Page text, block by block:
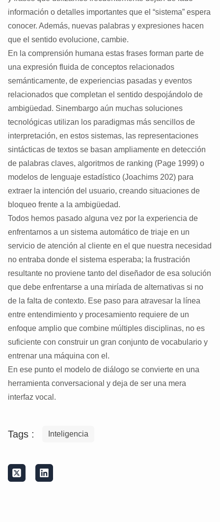
información o detalles importantes que el “sistema” espera
conocer. Además, nuevas palabras y expresiones hacen
que el sentido evolucione, cambie.
En la comprensión humana estas frases forman parte de
una expresión fluida de conceptos relacionados
semánticamente, de experiencias pasadas y eventos
relacionados que completan el sentido despojándolo de
ambigüedad. Sinembargo aún muchas soluciones
tecnológicas utilizan los paradigmas más sencillos de
interpretación, en estos sistemas, las representaciones
sintácticas de textos se basan ampliamente en detección
de palabras claves, algoritmos de ranking (Page 1999) o
modelos de lenguaje estadístico (Joachims 202) para
extraer la intención del usuario, creando situaciones de
bloqueo frente a la ambigüedad.
Todos hemos pasado alguna vez por la experiencia de
enfrentarnos a un sistema automático de triaje en un
servicio de atención al cliente en el que nuestra necesidad
no entraba donde el sistema esperaba; la frustración
resultante no proviene tanto del diseñador de esa solución
que debe enfrentarse a una miríada de alternativas si no
de la falta de contexto. Ese paso para atravesar la línea
entre entendimiento y procesamiento requiere de un
enfoque amplio que combine múltiples disciplinas, no es
suficiente con construir un gran conjunto de vocabulario y
entrenar una máquina con el.
En ese punto el modelo de diálogo se convierte en una
herramienta conversacional y deja de ser una mera
interfaz vocal.
Tags : Inteligencia